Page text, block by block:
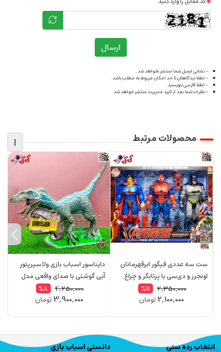
ارسال
- نشانی ایمیل شما منتشر نخواهد شد.
- لطفا دیدگاهتان تا حد امکان مربوط به مطلب باشد.
- لطفا فارسی بنویسید.
- نظرات شما بعد از تایید مدیریت منتشر خواهد شد
محصولات مرتبط |
ست سه عددی فیگور ابرقهرمانان
اونجرز و دی‌سی با پرتابگر و چراغ
2,350,000
%11
2,100,000تومان
دایناسور اسباب بازی ولاسیرپتور
آبی گوشتی با صدای واقعی مدل
4,250,000
%8
3,900,000تومان
انتخاب رده سنی دانستی اسباب بازی